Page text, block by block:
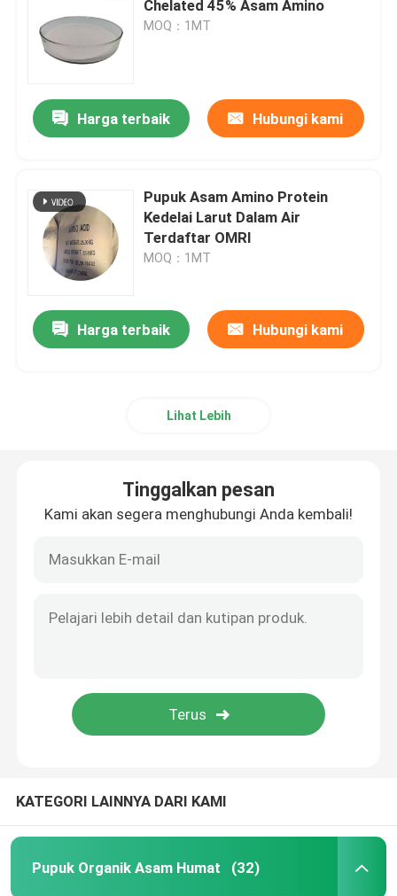
Bubuk Ekstrak Kelp
Chelated 45% Asam Amino
MOQ：1MT
Harga terbaik Hubungi kami
Pupuk Asam Amino Protein
Kedelai Larut Dalam Air
Terdaftar OMRI
MOQ：1MT
Harga terbaik Hubungi kami
Lihat Lebih
Tinggalkan pesan
Kami akan segera menghubungi Anda kembali!
KATEGORI LAINNYA DARI KAMI
Pupuk Organik Asam Humat (32)